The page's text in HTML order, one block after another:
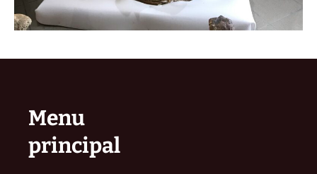
Menu
principal